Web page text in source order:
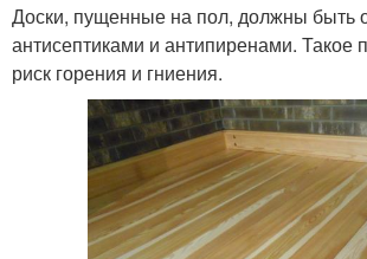
Доски, пущенные на пол, должны быть
антисептиками и антипиренами. Такое
риск горения и гниения.